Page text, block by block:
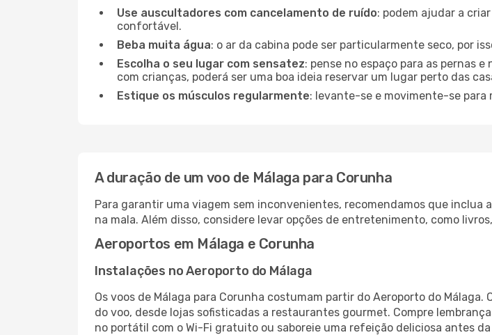
Use auscultadores com cancelamento de ruído: podem ajudar a
confortável.
Beba muita água: o ar da cabina pode ser particularmente seco, por
Escolha o seu lugar com sensatez: pense no espaço para as pernas
com crianças, poderá ser uma boa ideia reservar um lugar perto das
Estique os músculos regularmente: levante-se e movimente-se para
A duração de um voo de Málaga para Corunha
Para garantir uma viagem sem inconvenientes, recomendamos que
na mala. Além disso, considere levar opções de entretenimento, como
Aeroportos em Málaga e Corunha
Instalações no Aeroporto do Málaga
Os voos de Málaga para Corunha costumam partir do Aeroporto do
do voo, desde lojas sofisticadas a restaurantes gourmet. Compre
no portátil com o Wi-Fi gratuito ou saboreie uma refeição deliciosa antes